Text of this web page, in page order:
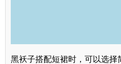
黑袄子搭配短裙时，可以选